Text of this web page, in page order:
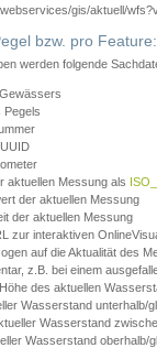
gis/aktuell/
bzw. pro Feature:
werden folgende
Pegels
aktuellen Messung als
der aktuellen Messung
der aktuellen Messung
zur interaktiven
auf die Aktualität des
z.B. bei einem
des aktuellen
Wasserstand unterhalb/
Wasserstand
Wasserstand oberhalb/